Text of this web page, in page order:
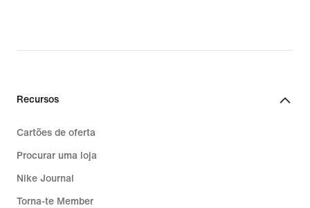
Recursos
Cartões de oferta
Procurar uma loja
Nike Journal
Torna-te Member